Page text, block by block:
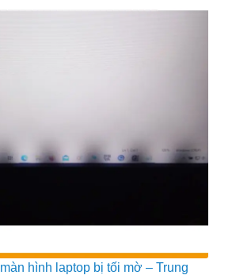
hình laptop bị tối mờ – Trung